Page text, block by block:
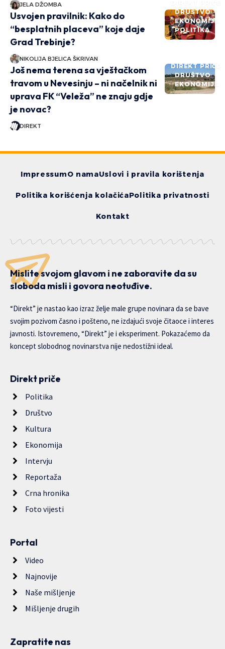
JELA DŽOMBA
DRUŠTVO
EKONOMIJA
POLITIKA
Usvojen pravilnik: Kako do
“besplatnih placeva” koje daje
Grad Trebinje?
NIKOLIJA BJELICA ŠKRIVAN
DIREKT PRIČE
DRUŠTVO
EKONOMIJA
Još nema terena sa vještačkom
travom u Nevesinju – ni načelnik ni
uprava FK “Veleža” ne znaju gdje
je novac?
DIREKT
ImpressumO namaUslovi i pravila korištenja
Politika korišćenja kolačićaPolitika privatnosti
Kontakt
Mislite svojom glavom i ne zaboravite da su
sloboda misli i govora neotuđive.
“Direkt” je nastao kao izraz želje male grupe novinara da se bave
svojim pozivom časno i pošteno, ne izdajući svoje čitaoce i interes
javnosti. Istovremeno, “Direkt” je i eksperiment. Pokazaćemo da
koncept slobodnog novinarstva nije nedostižni ideal.
Direkt priče
Politika
Društvo
Kultura
Ekonomija
Intervju
Reportaža
Crna hronika
Foto vijesti
Portal
Video
Najnovije
Naše mišljenje
Mišljenje drugih
Zapratite nas